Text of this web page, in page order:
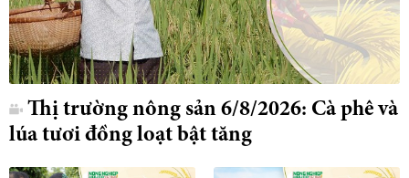
Thị trường nông sản 6/8/2026: Cà phê và
lúa tươi đồng loạt bật tăng